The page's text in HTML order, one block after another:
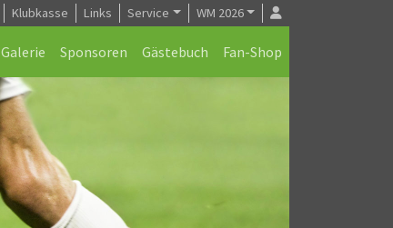
Klubkasse Links Service WM 2026
Galerie Sponsoren Gästebuch Fan-Shop